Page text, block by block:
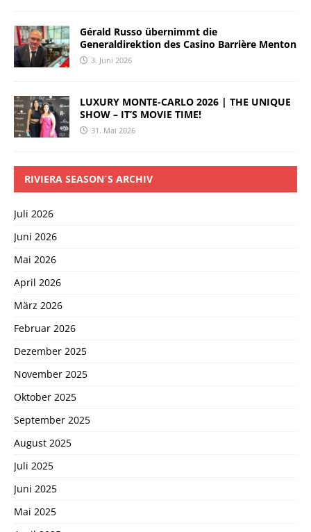
Gérald Russo übernimmt die
Generaldirektion des Casino Barrière Menton
3. Juni 2026
LUXURY MONTE-CARLO 2026 | THE UNIQUE
SHOW – IT’S MOVIE TIME!
31. Mai 2026
RIVIERA SEASON´S ARCHIV
Juli 2026
Juni 2026
Mai 2026
April 2026
März 2026
Februar 2026
Dezember 2025
November 2025
Oktober 2025
September 2025
August 2025
Juli 2025
Juni 2025
Mai 2025